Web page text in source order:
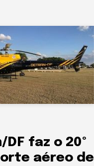
DF faz o 20º
aéreo de